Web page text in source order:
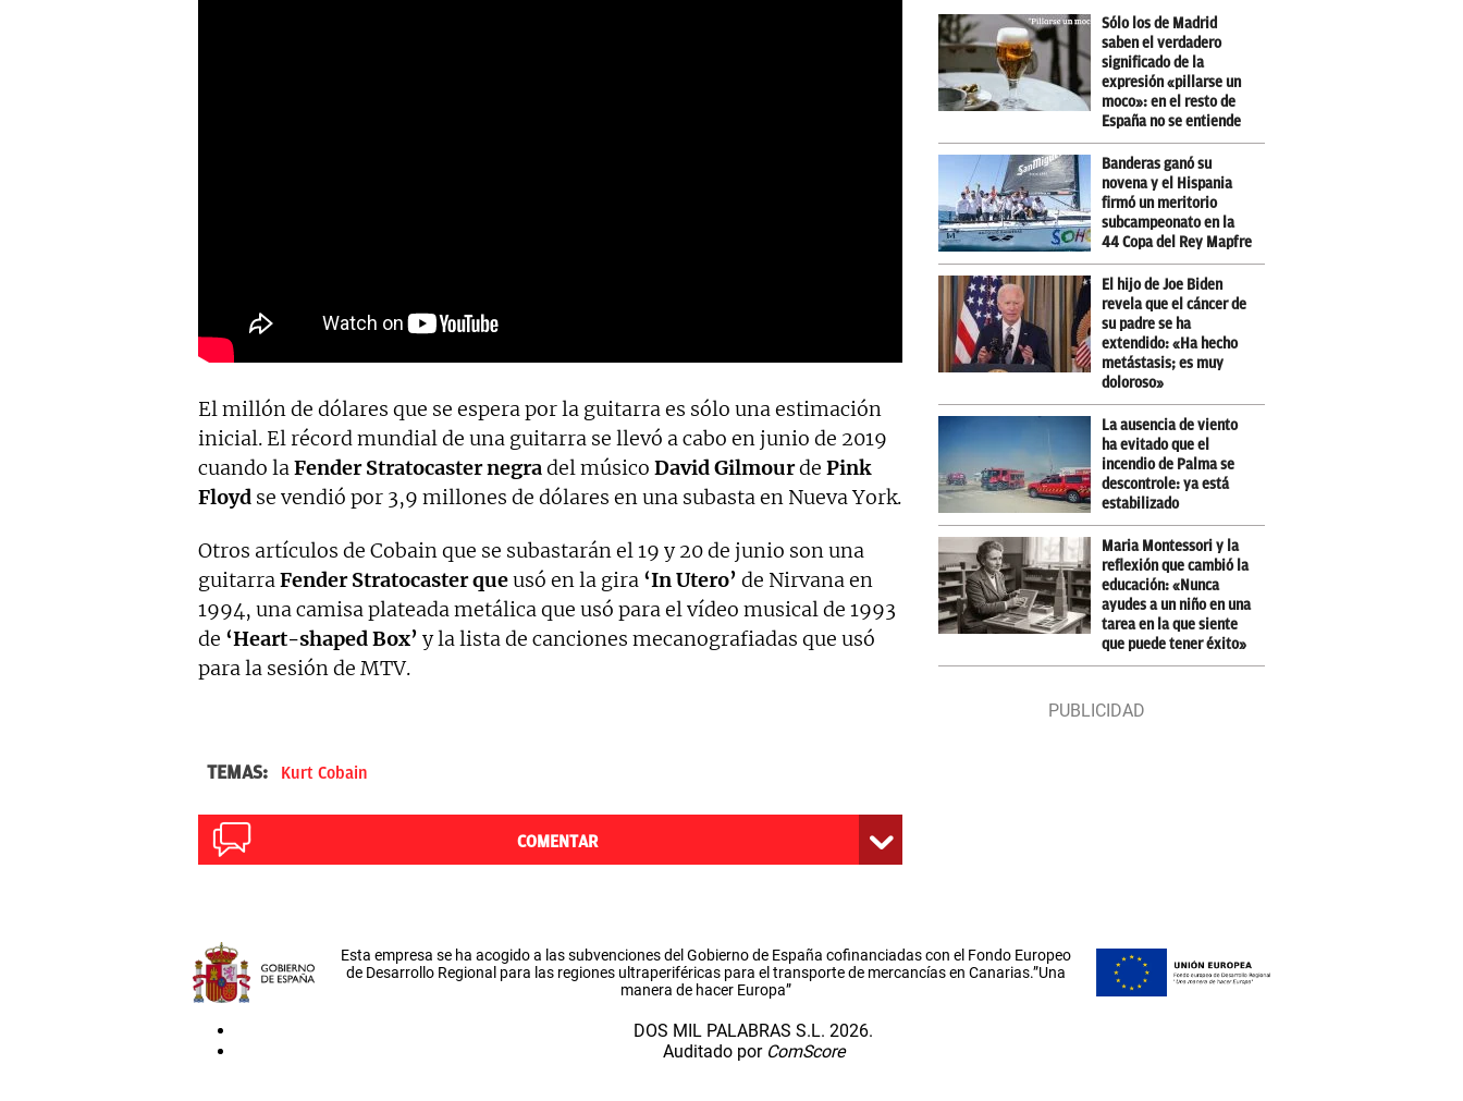
El millón de dólares que se espera por la guitarra es sólo una estimación
inicial. El récord mundial de una guitarra se llevó a cabo en junio de 2019
cuando laFender Stratocaster negradel músico David Gilmourde Pink
Floyd se vendió por 3,9 millones de dólares en una subasta en Nueva York.
Otros artículos de Cobain que se subastarán el 19 y 20 de junio son una
guitarraFender Stratocaster queusó en la gira ‘In Utero’ de Nirvana en
1994, una camisa plateada metálica que usó para el vídeo musical de 1993
de ‘Heart-shaped Box’ y la lista de canciones mecanografiadas que usó
para la sesión de MTV.
TEMAS: Kurt Cobain
COMENTAR
Sólo los de Madrid
saben el verdadero
significado de la
expresión «pillarse un
moco»: en el resto de
España no se entiende
Banderas ganó su
novena y el Hispania
firmó un meritorio
subcampeonato en la
44 Copa del Rey Mapfre
El hijo de Joe Biden
revela que el cáncer de
su padre se ha
extendido: «Ha hecho
metástasis; es muy
doloroso»
La ausencia de viento
ha evitado que el
incendio de Palma se
descontrole: ya está
estabilizado
Maria Montessori y la
reflexión que cambió la
educación: «Nunca
ayudes a un niño en una
tarea en la que siente
que puede tener éxito»
Esta empresa se ha acogido a las subvenciones del Gobierno de España cofinanciadas con el Fondo Europeo
de Desarrollo Regional para las regiones ultraperiféricas para el transporte de mercancías en Canarias.”Una
manera de hacer Europa”
DOS MIL PALABRAS S.L. 2026.
Auditado por ComScore